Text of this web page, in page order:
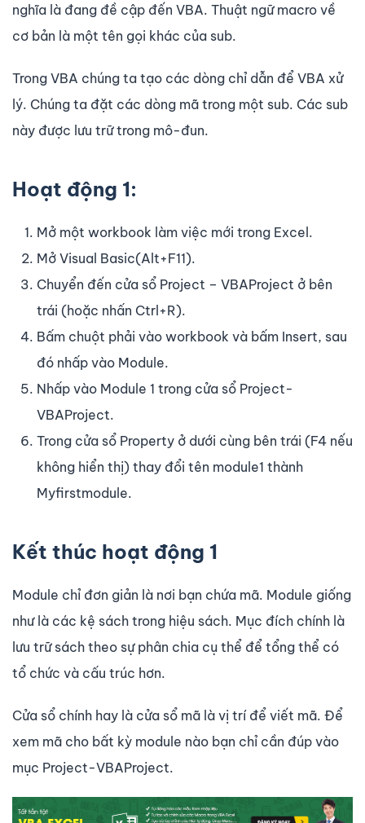
nghĩa là đang đề cập đến VBA. Thuật ngữ macro về
cơ bản là một tên gọi khác của sub.
Trong VBA chúng ta tạo các dòng chỉ dẫn để VBA xử
lý. Chúng ta đặt các dòng mã trong một sub. Các sub
này được lưu trữ trong mô-đun.
Hoạt động 1:
Mở một workbook làm việc mới trong Excel.
Mở Visual Basic(Alt+F11).
Chuyển đến cửa sổ Project – VBAProject ở bên
trái (hoặc nhấn Ctrl+R).
Bấm chuột phải vào workbook và bấm Insert, sau
đó nhấp vào Module.
Nhấp vào Module 1 trong cửa sổ Project-
VBAProject.
Trong cửa sổ Property ở dưới cùng bên trái (F4 nếu
không hiển thị) thay đổi tên module1 thành
Myfirstmodule.
Kết thúc hoạt động 1
Module chỉ đơn giản là nơi bạn chứa mã. Module giống
như là các kệ sách trong hiệu sách. Mục đích chính là
lưu trữ sách theo sự phân chia cụ thể để tổng thể có
tổ chức và cấu trúc hơn.
Cửa sổ chính hay là cửa sổ mã là vị trí để viết mã. Để
xem mã cho bất kỳ module nào bạn chỉ cần đúp vào
mục Project-VBAProject.